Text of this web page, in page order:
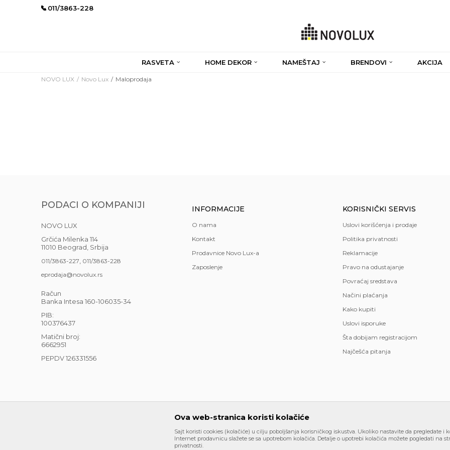
011/3863-228
RASVETA HOME DEKOR NAMEŠTAJ BRENDOVI AKCIJA
NOVO LUX Novo Lux Maloprodaja
PODACI O KOMPANIJI
NOVO LUX
Grčića Milenka 114
11010 Beograd, Srbija
011/3863-227 011/3863-228
eprodaja@novolux.rs
Račun
Banka Intesa 160-106035-34
PIB:
100376437
Matični broj:
6662951
PEPDV 126331556
INFORMACIJE
O nama
Kontakt
Prodavnice Novo Lux-a
Zaposlenje
KORISNIČKI SERVIS
Uslovi korišćenja i prodaje
Politika privatnosti
Reklamacije
Pravo na odustajanje
Povraćaj sredstava
Načini plaćanja
Kako kupiti
Uslovi isporuke
Šta dobijam registracijom
Najčešća pitanja
Nastojimo da budemo što precizniji u opisu proizvoda, prikazu slika i samih cena, ali ne možemo garantovati da su sve
su deo naše ponude i ne podrazumeva da su dostupni u svakom trenutku. Raspoloživost robe možete proveriti besplatnim
Ova web-stranica koristi kolačiće
Sajt koristi cookies (kolačiće) u cilju poboljšanja korisničkog iskustva. Ukoliko nastavite da pregledate i
Internet prodavnicu slažete se sa upotrebom kolačića. Detalje o upotrebi kolačića možete pogledati na
privatnosti.